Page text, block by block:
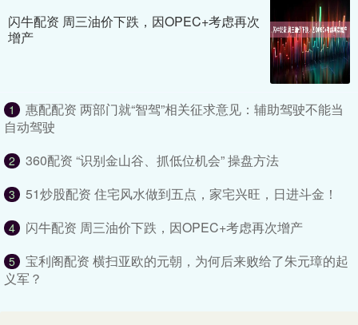
闪牛配资 周三油价下跌，因OPEC+考虑再次
增产
1
惠配配资 两部门就“智驾”相关征求意见：辅助驾驶不能当
自动驾驶
2 360配资 “识别金山谷、抓低位机会” 操盘方法
3 51炒股配资 住宅风水做到五点，家宅兴旺，日进斗金！
4 闪牛配资 周三油价下跌，因OPEC+考虑再次增产
5
宝利阁配资 横扫亚欧的元朝，为何后来败给了朱元璋的起
义军？